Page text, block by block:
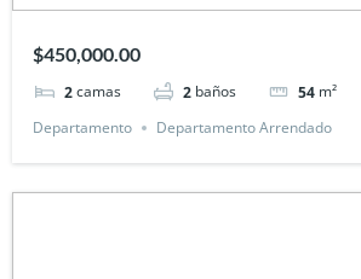
$450,000.00
2camas 2 baños 54 m²
Departamento
Departamento Arrendado